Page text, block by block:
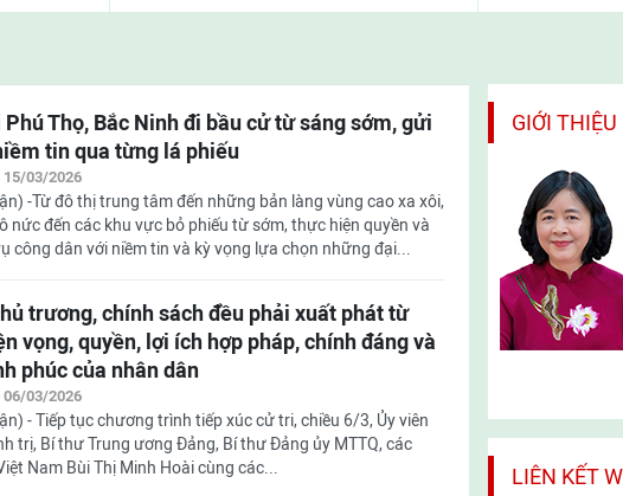
mặt
trận
Thọ, Bắc Ninh đi bầu cử từ sáng sớm, gửi
tin qua từng lá phiếu
15/03/2026
-Từ đô thị trung tâm đến những bản làng vùng cao xa xôi,
nức đến các khu vực bỏ phiếu từ sớm, thực hiện quyền và
công dân với niềm tin và kỳ vọng lựa chọn những đại...
trương, chính sách đều phải xuất phát từ
vọng, quyền, lợi ích hợp pháp, chính đáng và
phúc của nhân dân
06/03/2026
- Tiếp tục chương trình tiếp xúc cử tri, chiều 6/3, Ủy viên
trị, Bí thư Trung ương Đảng, Bí thư Đảng ủy MTTQ, các
Nam Bùi Thị Minh Hoài cùng các...
GIỚI THIỆU
LIÊN KẾT